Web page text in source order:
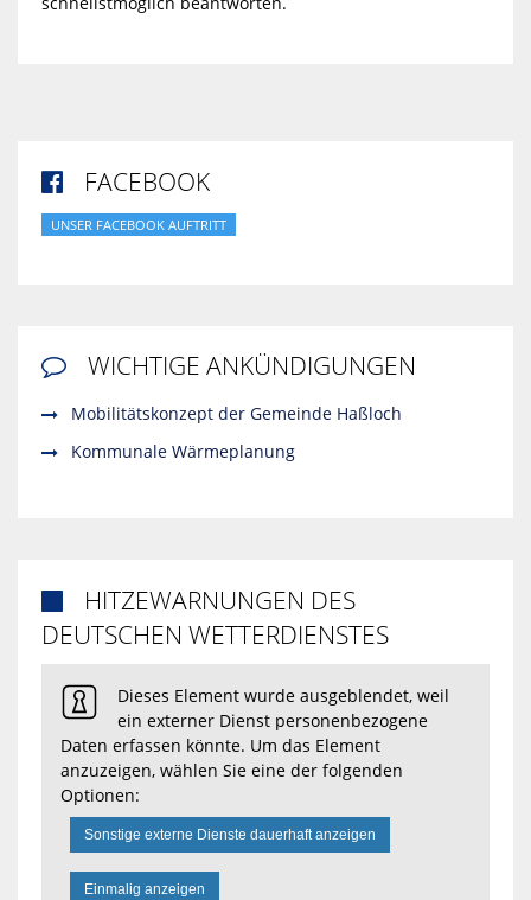
 FACEBOOK
UNSER FACEBOOK AUFTRITT
 WICHTIGE ANKÜNDIGUNGEN
Mobilitätskonzept der Gemeinde Haßloch
Kommunale Wärmeplanung
HITZEWARNUNGEN DES
DEUTSCHEN WETTERDIENSTES
Dieses Element wurde ausgeblendet, weil
ein externer Dienst personenbezogene
Daten erfassen könnte. Um das Element
anzuzeigen, wählen Sie eine der folgenden
Optionen:
Sonstige externe Dienste dauerhaft anzeigen
Einmalig anzeigen